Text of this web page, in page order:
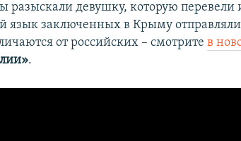
разыскали девушку, которую перевели
язык заключенных в Крыму
от российских – смотритев
.